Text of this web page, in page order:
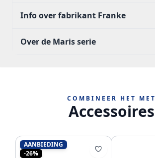
Info over fabrikant Franke
Over de Maris serie
COMBINEER HET MET
Accessoires
AANBIEDING
-26%